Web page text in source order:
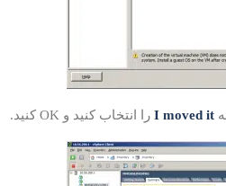
I moved itرا انتخاب کنید و OK کنید.